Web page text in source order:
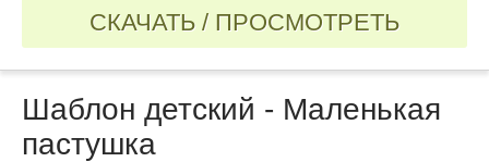
СКАЧАТЬ / ПРОСМОТРЕТЬ
Шаблон детский - Маленькая
пастушка